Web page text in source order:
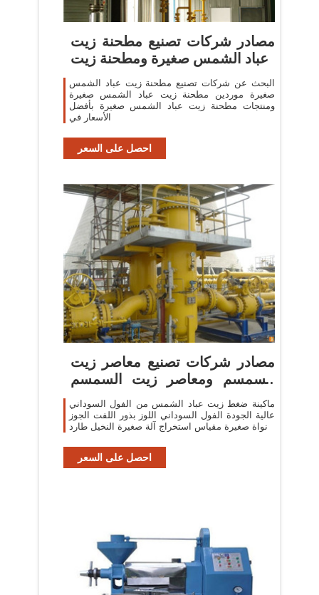
مصادر شركات تصنيع مطحنة زيت
عباد الشمس صغيرة ومطحنة زيت
البحث عن شركات تصنيع مطحنة زيت عباد الشمس
صغيرة موردين مطحنة زيت عباد الشمس صغيرة
ومنتجات مطحنة زيت عباد الشمس صغيرة بأفضل
الأسعار في
احصل على السعر
مصادر شركات تصنيع معاصر زيت
السمسم ومعاصر زيت السمسم
في
ماكينة ضغط زيت عباد الشمس من الفول السوداني
عالية الجودة الفول السوداني اللوز بذور اللفت الجوز
نواة صغيرة مقياس استخراج آلة صغيرة النخيل طارد
احصل على السعر